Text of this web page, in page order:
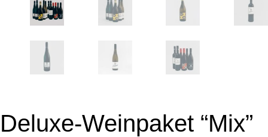
Deluxe-Weinpaket “Mix”